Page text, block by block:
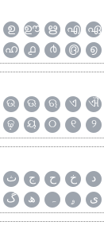
ഉ ഊ ഋ എ ഏ
ഹ ൧ ൪ ൫ ൭
ଉ ଊ ଋ ଏ ଐ
ଢ଼ ୟ ୦ ୧ ୨
ث ج ح خ د
گ ھ ہ ۄ ی